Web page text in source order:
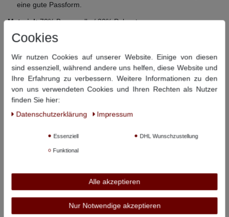
eine gute Passform.
Material:70% Baumwolle / 30% Polyester
Pflegehinweise:
Trommeltrocknen, Bügeln bei mittlerer Temperatur, nicht
chemisch reinigen
Dieser Artikel hat folgende Maße:
Größe
142 cm
81 cm
6XL 166 cm 86 cm
8XL 180 cm 92 cm
Cookies
Wir nutzen Cookies auf unserer Website. Einige von diesen
sind essenziell, während andere uns helfen, diese Website und
Ihre Erfahrung zu verbessern. Weitere Informationen zu den
von uns verwendeten Cookies und Ihren Rechten als Nutzer
finden Sie hier:
Daten­schutz­erklärung
Impressum
Essenziell DHL Wunschzustellung
Funktional
Alle akzeptieren
Nur Notwendige akzeptieren